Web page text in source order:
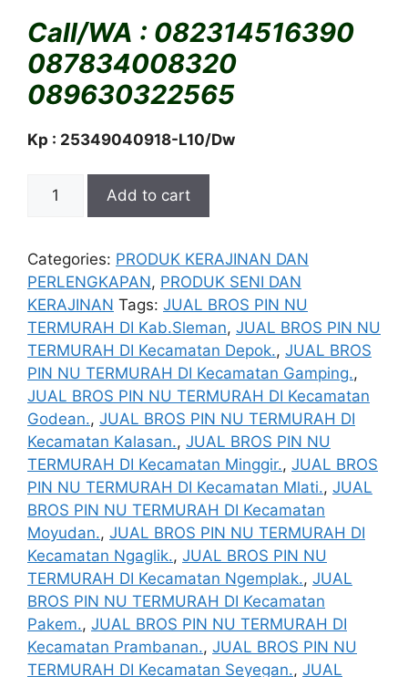
Call/WA : 082314516390
087834008320
089630322565
Kp : 25349040918-L10/Dw
MENJUAL
PEMESANAN
PEMBUATAN
BROSS
PIN
NU
TERMURAH
SLEMAN
quantity
Add to cart
Categories: PRODUK KERAJINAN DAN
PERLENGKAPAN, PRODUK SENI DAN
KERAJINAN Tags: JUAL BROS PIN NU
TERMURAH DI Kab.Sleman, JUAL BROS PIN NU
TERMURAH DI Kecamatan Depok., JUAL BROS
PIN NU TERMURAH DI Kecamatan Gamping.,
JUAL BROS PIN NU TERMURAH DI Kecamatan
Godean., JUAL BROS PIN NU TERMURAH DI
Kecamatan Kalasan., JUAL BROS PIN NU
TERMURAH DI Kecamatan Minggir., JUAL BROS
PIN NU TERMURAH DI Kecamatan Mlati., JUAL
BROS PIN NU TERMURAH DI Kecamatan
Moyudan., JUAL BROS PIN NU TERMURAH DI
Kecamatan Ngaglik., JUAL BROS PIN NU
TERMURAH DI Kecamatan Ngemplak., JUAL
BROS PIN NU TERMURAH DI Kecamatan
Pakem., JUAL BROS PIN NU TERMURAH DI
Kecamatan Prambanan., JUAL BROS PIN NU
TERMURAH DI Kecamatan Seyegan., JUAL